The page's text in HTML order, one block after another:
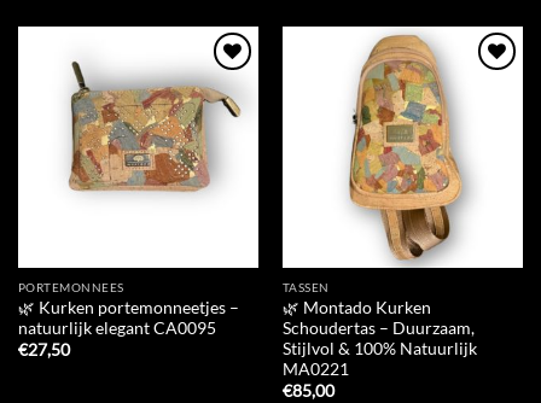
Add to
Wishlist
PORTEMONNEES
🌿 Kurken portemonneetjes –
natuurlijk elegant CA0095
€27,50
TASSEN
🌿 Montado Kurken
Schoudertas – Duurzaam,
Stijlvol & 100% Natuurlijk
MA0221
€85,00